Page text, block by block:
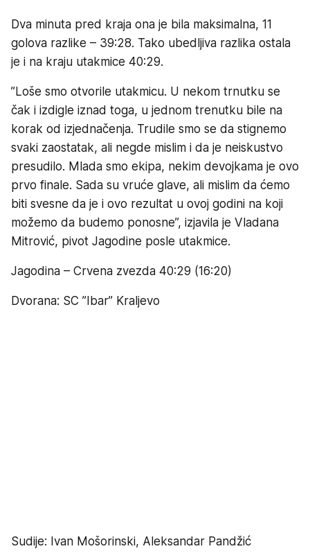
Dva minuta pred kraja ona je bila maksimalna, 11
golova razlike – 39:28. Tako ubedljiva razlika ostala
je i na kraju utakmice 40:29.
”Loše smo otvorile utakmicu. U nekom trnutku se
čak i izdigle iznad toga, u jednom trenutku bile na
korak od izjednačenja. Trudile smo se da stignemo
svaki zaostatak, ali negde mislim i da je neiskustvo
presudilo. Mlada smo ekipa, nekim devojkama je ovo
prvo finale. Sada su vruće glave, ali mislim da ćemo
biti svesne da je i ovo rezultat u ovoj godini na koji
možemo da budemo ponosne”, izjavila je Vladana
Mitrović, pivot Jagodine posle utakmice.
Jagodina – Crvena zvezda 40:29 (16:20)
Dvorana: SC ”Ibar” Kraljevo
Sudije: Ivan Mošorinski, Aleksandar Pandžić